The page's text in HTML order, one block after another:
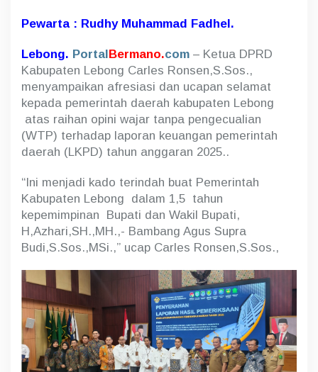
a
a
P
e
m
a
b
L
b
g
R
i
P
Pewarta : Rudhy Muhammad Fadhel.
Lebong. PortalBermano.com – Ketua DPRD
Kabupaten Lebong Carles Ronsen,S.Sos.,
menyampaikan afresiasi dan ucapan selamat
kepada pemerintah daerah kabupaten Lebong
atas raihan opini wajar tanpa pengecualian
(WTP) terhadap laporan keuangan pemerintah
daerah (LKPD) tahun anggaran 2025..
“Ini menjadi kado terindah buat Pemerintah
Kabupaten Lebong dalam 1,5 tahun
kepemimpinan Bupati dan Wakil Bupati,
H,Azhari,SH.,MH.,- Bambang Agus Supra
Budi,S.Sos.,MSi.,” ucap Carles Ronsen,S.Sos.,